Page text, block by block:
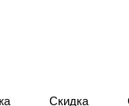
Скидка